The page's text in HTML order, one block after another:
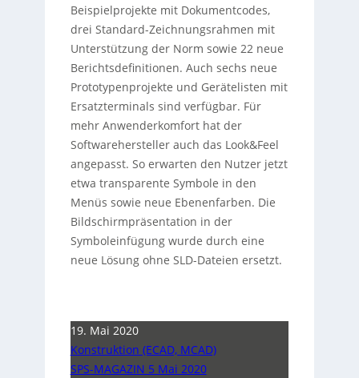
Beispielprojekte mit Dokumentcodes,
drei Standard-Zeichnungsrahmen mit
Unterstützung der Norm sowie 22 neue
Berichtsdefinitionen. Auch sechs neue
Prototypenprojekte und Gerätelisten mit
Ersatzterminals sind verfügbar. Für
mehr Anwenderkomfort hat der
Softwarehersteller auch das Look&Feel
angepasst. So erwarten den Nutzer jetzt
etwa transparente Symbole in den
Menüs sowie neue Ebenenfarben. Die
Bildschirmpräsentation in der
Symboleinfügung wurde durch eine
neue Lösung ohne SLD-Dateien ersetzt.
19. Mai 2020
Konstruktion (ECAD, MCAD)
SPS-MAGAZIN 5 Mai 2020